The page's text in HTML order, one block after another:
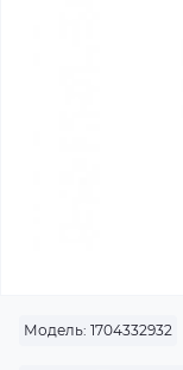
Модель: 1704332932